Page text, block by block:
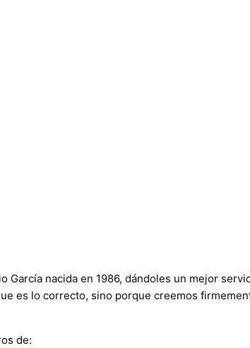
nacida en 1986, dándoles un mejor
es lo correcto, sino porque creemos
de: